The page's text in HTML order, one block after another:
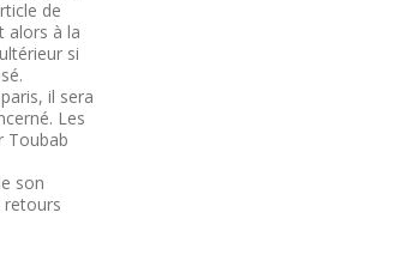
de
alors à la
si
il sera
Les
Toubab
son
retours